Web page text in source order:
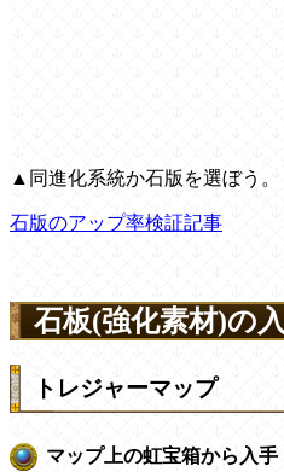
▲同進化系統か石版を選ぼう。
石版のアップ率検証記事
石板(強化素材)の
トレジャーマップ
マップ上の虹宝箱から入手